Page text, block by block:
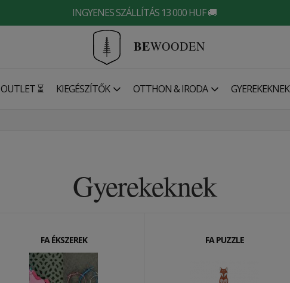
INGYENES SZÁLLÍTÁS 13 000 HUF 🚚
BEWOODEN
OUTLET ⏳ KIEGÉSZÍTŐK OTTHON & IRODA GYEREKEKNEK
Gyerekeknek
FA ÉKSZEREK FA PUZZLE